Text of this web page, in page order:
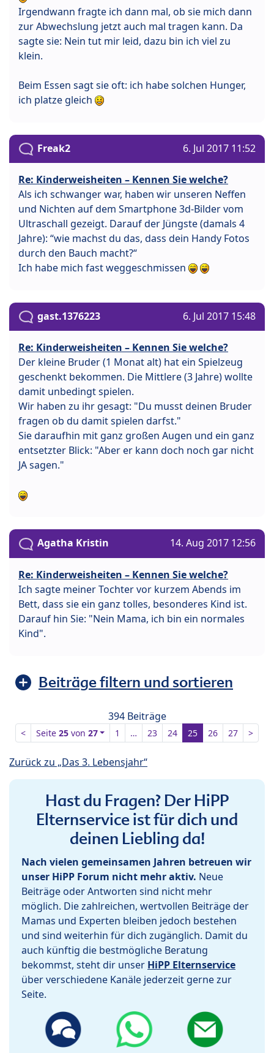
Irgendwann fragte ich dann mal, ob sie mich dann
zur Abwechslung jetzt auch mal tragen kann. Da
sagte sie: Nein tut mir leid, dazu bin ich viel zu
klein.
Beim Essen sagt sie oft: ich habe solchen Hunger,
ich platze gleich
Freak2 6. Jul 2017 11:52
Re: Kinderweisheiten – Kennen Sie welche?
Als ich schwanger war, haben wir unseren Neffen
und Nichten auf dem Smartphone 3d-Bilder vom
Ultraschall gezeigt. Darauf der Jüngste (damals 4
Jahre): “wie machst du das, dass dein Handy Fotos
durch den Bauch macht?“
Ich habe mich fast weggeschmissen
gast.1376223 6. Jul 2017 15:48
Re: Kinderweisheiten – Kennen Sie welche?
Der kleine Bruder (1 Monat alt) hat ein Spielzeug
geschenkt bekommen. Die Mittlere (3 Jahre) wollte
damit unbedingt spielen.
Wir haben zu ihr gesagt: "Du musst deinen Bruder
fragen ob du damit spielen darfst."
Sie daraufhin mit ganz großen Augen und ein ganz
entsetzter Blick: "Aber er kann doch noch gar nicht
JA sagen."
Agatha Kristin 14. Aug 2017 12:56
Re: Kinderweisheiten – Kennen Sie welche?
Ich sagte meiner Tochter vor kurzem Abends im
Bett, dass sie ein ganz tolles, besonderes Kind ist.
Darauf hin Sie: "Nein Mama, ich bin ein normales
Kind".
Beiträge filtern und sortieren
394 Beiträge
< Seite 25von 27 1 … 23 24 25 26 27 >
Zurück zu „Das 3. Lebensjahr“
Hast du Fragen? Der HiPP
Elternservice ist für dich und
deinen Liebling da!
Nach vielen gemeinsamen Jahren betreuen wir
unser HiPP Forum nicht mehr aktiv. Neue
Beiträge oder Antworten sind nicht mehr
möglich. Die zahlreichen, wertvollen Beiträge der
Mamas und Experten bleiben jedoch bestehen
und sind weiterhin für dich zugänglich. Damit du
auch künftig die bestmögliche Beratung
bekommst, steht dir unser HiPP Elternservice
über verschiedene Kanäle jederzeit gerne zur
Seite.